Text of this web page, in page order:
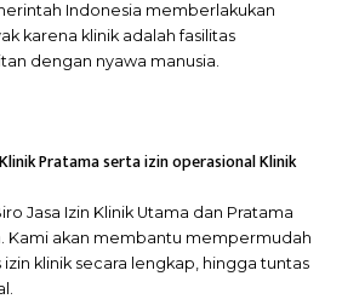
Indonesia memberlakukan
karena klinik adalah fasilitas
dengan nyawa manusia.
Pratama serta izin operasional Klinik
Jasa Izin Klinik Utama dan Pratama
Kami akan membantu mempermudah
klinik secara lengkap, hingga tuntas